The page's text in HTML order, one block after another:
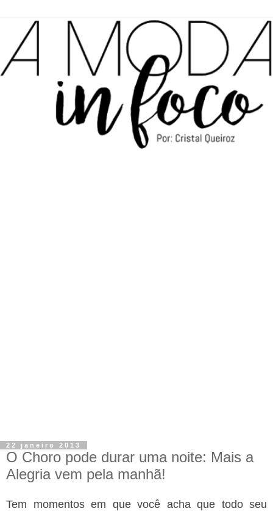
22 janeiro 2013
O Choro pode durar uma noite: Mais a
Alegria vem pela manhã!
Tem momentos em que você acha que todo seu